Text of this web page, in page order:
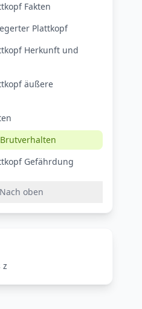
Fakten
Plattkopf
Herkunft und
äußere
Gefährdung
Nach oben
z